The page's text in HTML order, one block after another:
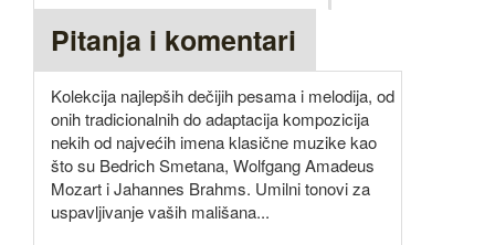
Pitanja i komentari
Kolekcija najlepših dečijih pesama i melodija, od
onih tradicionalnih do adaptacija kompozicija
nekih od najvećih imena klasične muzike kao
što su Bedrich Smetana, Wolfgang Amadeus
Mozart i Jahannes Brahms. Umilni tonovi za
uspavljivanje vaših mališana...